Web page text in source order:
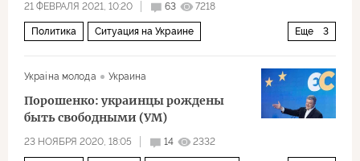
21 ФЕВРАЛЯ 2021, 10:20 63 7218
Еще 3
Политика Ситуация на Украине
Украiна молода
Украина
Порошенко: украинцы рождены
быть свободными (УМ)
23 НОЯБРЯ 2020, 18:05 14 2332